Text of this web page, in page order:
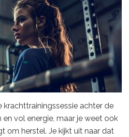
krachttrainingssessie achter de
vol energie, maar je weet ook
om herstel. Je kijkt uit naar dat